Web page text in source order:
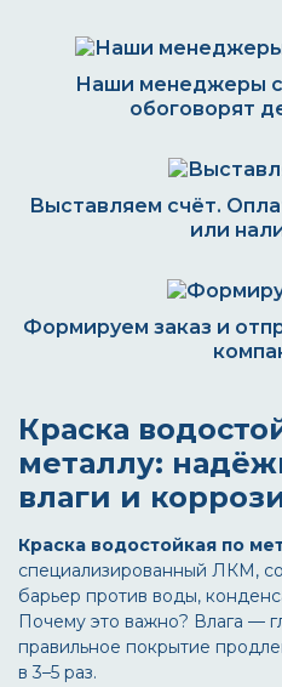
Наши менеджеры
обоговорят
Выставляем счёт.
или
Формируем заказ и
Краска
металлу:
влаги и
Краска водостойкая по
специализированный ЛКМ,
барьер против воды,
Почему это важно? Влага —
правильное покрытие
в 3–5 раз.